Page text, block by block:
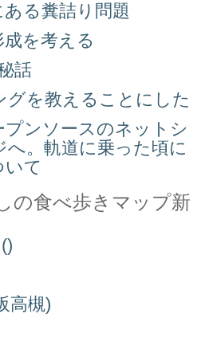
る糞詰り問題
を考える
話
を教えることにした
プンソースのネットシ
へ。軌道に乗った頃に
いて
の食べ歩きマップ新
高槻)